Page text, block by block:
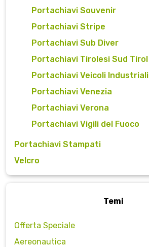
Portachiavi Souvenir
Portachiavi Stripe
Portachiavi Sub Diver
Portachiavi Tirolesi Sud Tirol
Portachiavi Veicoli Industriali
Portachiavi Venezia
Portachiavi Verona
Portachiavi Vigili del Fuoco
Portachiavi Stampati
Velcro
Temi
Offerta Speciale
Aereonautica